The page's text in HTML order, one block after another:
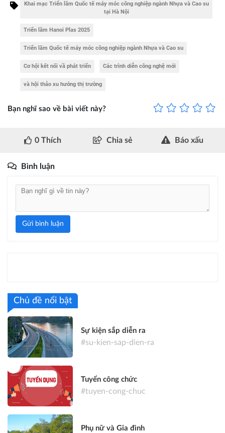
Khai mạc Triển lãm Quốc tế máy móc công nghiệp ngành Nhựa và Cao su
tại Hà Nội
Triển lãm Hanoi Plas 2025
Triển lãm Quốc tế máy móc công nghiệp ngành Nhựa và Cao su
Cơ hội kết nối vầ phát triển Các trình diễn công nghệ mới
và hội thảo xu hướng thị trường
Bạn nghĩ sao về bài viết này?
0 Thích Chia sẻ Báo xấu
Bình luận
Gửi bình luận
Chủ đề nổi bật
Sự kiện sắp diễn ra
#su-kien-sap-dien-ra
Tuyển công chức
#tuyen-cong-chuc
Phụ nữ và Gia đình